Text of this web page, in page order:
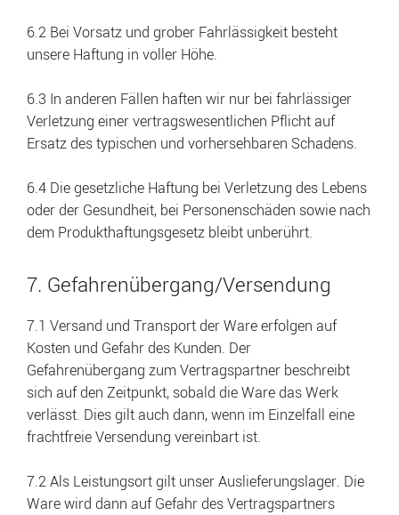
6.2 Bei Vorsatz und grober Fahrlässigkeit besteht
unsere Haftung in voller Höhe.
6.3 In anderen Fällen haften wir nur bei fahrlässiger
Verletzung einer vertragswesentlichen Pflicht auf
Ersatz des typischen und vorhersehbaren Schadens.
6.4 Die gesetzliche Haftung bei Verletzung des Lebens
oder der Gesundheit, bei Personenschäden sowie nach
dem Produkthaftungsgesetz bleibt unberührt.
7. Gefahrenübergang/Versendung
7.1 Versand und Transport der Ware erfolgen auf
Kosten und Gefahr des Kunden. Der
Gefahrenübergang zum Vertragspartner beschreibt
sich auf den Zeitpunkt, sobald die Ware das Werk
verlässt. Dies gilt auch dann, wenn im Einzelfall eine
frachtfreie Versendung vereinbart ist.
7.2 Als Leistungsort gilt unser Auslieferungslager. Die
Ware wird dann auf Gefahr des Vertragspartners